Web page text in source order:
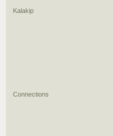
Kalakip
Connections